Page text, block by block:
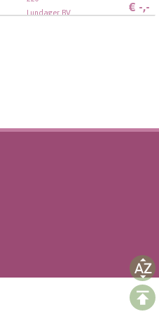
Lundager BV € -,-